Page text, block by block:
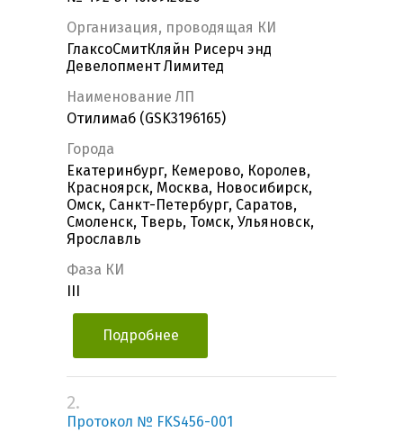
Организация, проводящая КИ
ГлаксоСмитКляйн Рисерч энд
Девелопмент Лимитед
Наименование ЛП
Отилимаб (GSK3196165)
Города
Екатеринбург, Кемерово, Королев,
Красноярск, Москва, Новосибирск,
Омск, Санкт-Петербург, Саратов,
Смоленск, Тверь, Томск, Ульяновск,
Ярославль
Фаза КИ
Подробнее
2.
Протокол № FKS456-001